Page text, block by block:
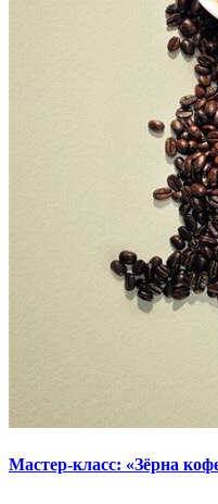
Мастер-класс: «Зёрна